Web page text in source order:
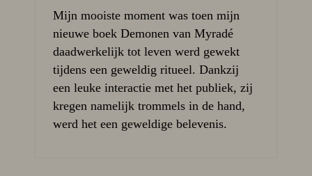
Mijn mooiste moment was toen mijn
nieuwe boek Demonen van Myradé
daadwerkelijk tot leven werd gewekt
tijdens een geweldig ritueel. Dankzij
een leuke interactie met het publiek, zij
kregen namelijk trommels in de hand,
werd het een geweldige belevenis.